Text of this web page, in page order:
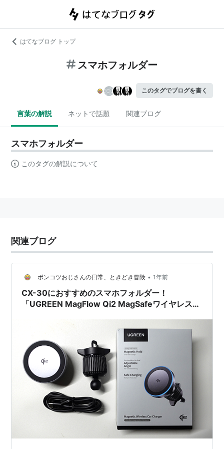
はてなブログ トップ
スマホフォルダー
このタグでブログを書く
言葉の解説 ネットで話題 関連ブログ
スマホフォルダー
このタグの解説について
関連ブログ
ポンコツおじさんの日常、ときどき冒険 • 1年前
CX-30におすすめのスマホフォルダー！
「UGREEN MagFlow Qi2 MagSafeワイヤレス車